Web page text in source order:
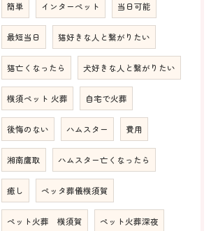
簡単 インターペット 当日可能
最短当日 猫好きな人と繋がりたい
猫亡くなったら 犬好きな人と繋がりたい
横須ペット 火葬 自宅で火葬
後悔のない ハムスター 費用
湘南鷹取 ハムスター亡くなったら
癒し ペッタ葬儀横須賀
ペット火葬 横須賀 ペット火葬深夜